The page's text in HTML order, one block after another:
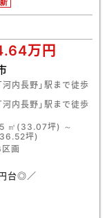
万円
河内長野」駅まで徒歩
河内長野」駅まで徒歩
㎡(33.07坪) ～
坪)
画
台◎／